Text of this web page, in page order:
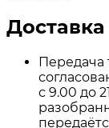
Доставка
Передача
с 9.00 до